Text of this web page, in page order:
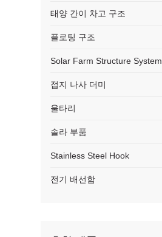
태양 간이 차고 구조
플로팅 구조
Solar Farm Structure System
접지 나사 더미
울타리
솔라 부품
Stainless Steel Hook
전기 배선함